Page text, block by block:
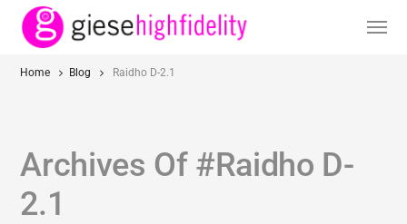
Home Blog Raidho D-2.1
Archives Of #Raidho D-
2.1